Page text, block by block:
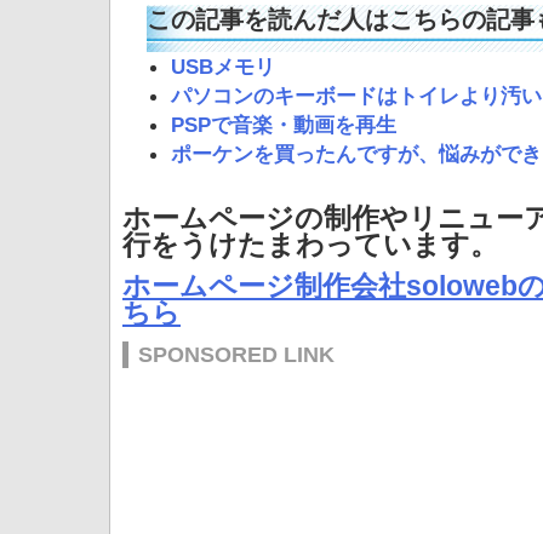
この記事を読んだ人はこちらの記
USBメモリ
パソコンのキーボードはトイレより汚
PSPで音楽・動画を再生
ポーケンを買ったんですが、悩みがで
ホームページの制作やリニュー
行をうけたまわっています。
ホームページ制作会社soloweb
ちら
SPONSORED LINK